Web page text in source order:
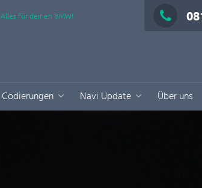
Alles für deinen BMW!
Codierungen Navi Update Über uns